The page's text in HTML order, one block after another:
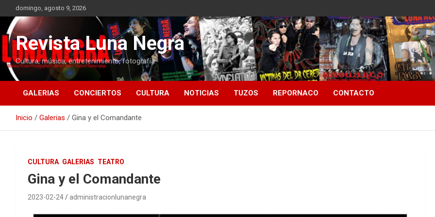
al
contenido
domingo, agosto 9, 2026
Revista Luna Negra
Cultura, música, entretenimiento, fotografía
GALERIAS CONCIERTOS CULTURA NOTICIAS TUZOS REPORNACO CONTACTO
Inicio Galerias Gina y el Comandante
CULTURA GALERIAS TEATRO
Gina y el Comandante
2023-02-24 administracionlunanegra